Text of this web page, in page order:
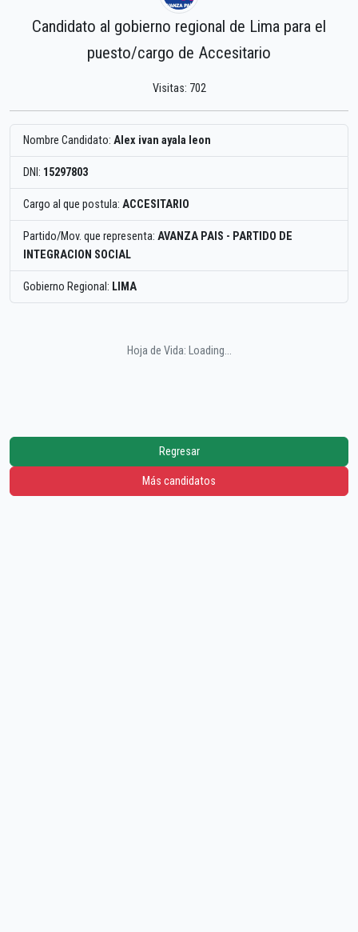
Candidato al gobierno regional de Lima para el
puesto/cargo de Accesitario
Visitas: 702
Nombre Candidato: Alex ivan ayala leon
DNI: 15297803
Cargo al que postula: ACCESITARIO
Partido/Mov. que representa: AVANZA PAIS - PARTIDO DE
INTEGRACION SOCIAL
Gobierno Regional: LIMA
Hoja de Vida: Loading...
Regresar
Más candidatos